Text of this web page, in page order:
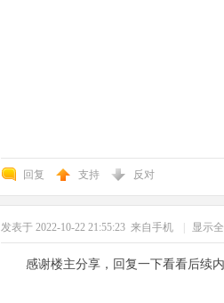
回复 支持 反对
发表于 2022-10-22 21:55:23 来自手机 显示
感谢楼主分享，回复一下看看后续